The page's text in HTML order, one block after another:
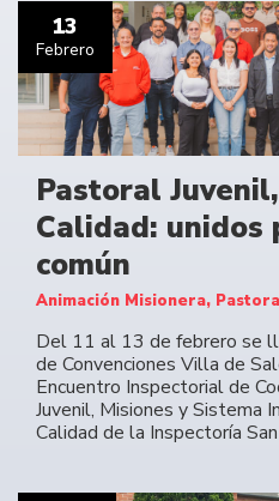
13
Febrero
Pastoral
Calidad: unidos
común
Animación Misionera,
Del 11 al 13 de febrero se
de Convenciones Villa de
Encuentro Inspectorial de
Juvenil, Misiones y Sistema
Calidad de la Inspectoría